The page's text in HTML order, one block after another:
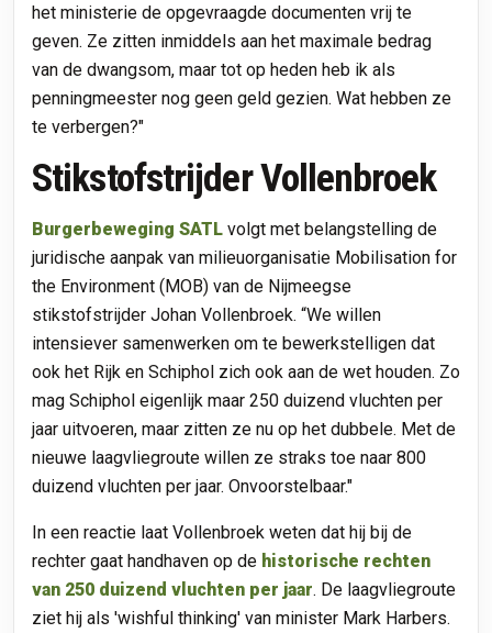
het ministerie de opgevraagde documenten vrij te
geven. Ze zitten inmiddels aan het maximale bedrag
van de dwangsom, maar tot op heden heb ik als
penningmeester nog geen geld gezien. Wat hebben ze
te verbergen?"
Stikstofstrijder Vollenbroek
Burgerbeweging SATL volgt met belangstelling de
juridische aanpak van milieuorganisatie Mobilisation for
the Environment (MOB) van de Nijmeegse
stikstofstrijder Johan Vollenbroek. “We willen
intensiever samenwerken om te bewerkstelligen dat
ook het Rijk en Schiphol zich ook aan de wet houden. Zo
mag Schiphol eigenlijk maar 250 duizend vluchten per
jaar uitvoeren, maar zitten ze nu op het dubbele. Met de
nieuwe laagvliegroute willen ze straks toe naar 800
duizend vluchten per jaar. Onvoorstelbaar."
In een reactie laat Vollenbroek weten dat hij bij de
rechter gaat handhaven op de historische rechten
van 250 duizend vluchten per jaar. De laagvliegroute
ziet hij als 'wishful thinking' van minister Mark Harbers.